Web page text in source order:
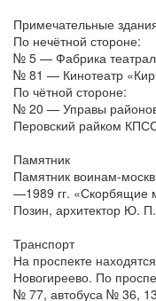
Примечательные
По нечётной стороне:
№ 5 — Фабрика
№ 81 — Кинотеатр
По чётной стороне:
№ 20 — Управы
Перовский райком
Памятник
Памятник воинам-
—1989 гг. «Скорбящие
Позин, архитектор Ю.
Транспорт
На проспекте
Новогиреево. По
№ 77, автобуса № 36,